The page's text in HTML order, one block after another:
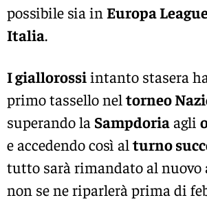
possibile sia in Europa
Italia.
I giallorossiintanto stasera
primo tassello nel torneo
superando la Sampdoriaagli
e accedendo così al turno
tutto sarà rimandato al nuovo
non se ne riparlerà prima di